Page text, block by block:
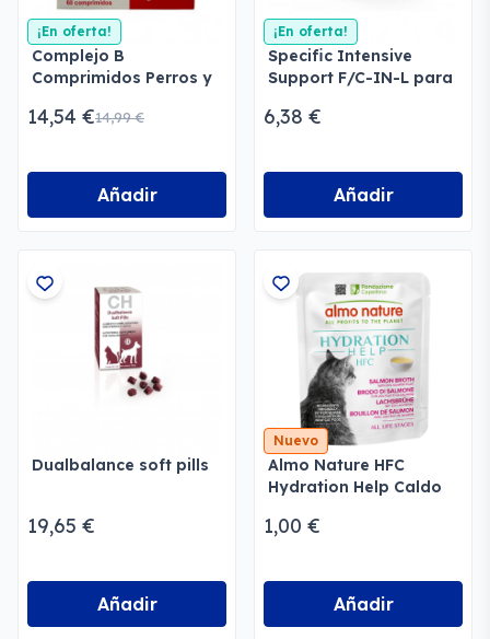
¡En oferta!
Complejo B
Comprimidos Perros y
14,54 €14,99 €
Añadir
¡En oferta!
Specific Intensive
Support F/C-IN-L para
6,38 €
Añadir
Dualbalance soft pills
19,65 €
Añadir
Nuevo
Almo Nature HFC
Hydration Help Caldo
de Salmón
1,00 €
Añadir